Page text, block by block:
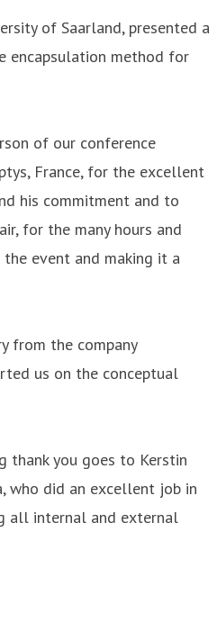
of Saarland, presented a
encapsulation method for
of our conference
France, for the excellent
his commitment and to
for the many hours and
event and making it a
from the company
us on the conceptual
thank you goes to Kerstin
who did an excellent job in
all internal and external